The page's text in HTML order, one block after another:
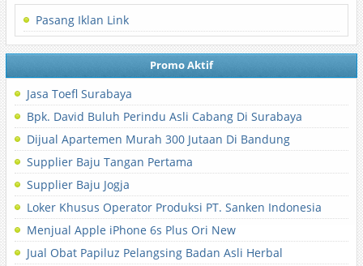
Pasang Iklan Link
Promo Aktif
Jasa Toefl Surabaya
Bpk. David Buluh Perindu Asli Cabang Di Surabaya
Dijual Apartemen Murah 300 Jutaan Di Bandung
Supplier Baju Tangan Pertama
Supplier Baju Jogja
Loker Khusus Operator Produksi PT. Sanken Indonesia
Menjual Apple iPhone 6s Plus Ori New
Jual Obat Papiluz Pelangsing Badan Asli Herbal